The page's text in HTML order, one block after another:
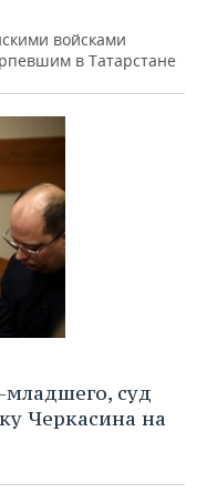
войсками
в Татарстане
суд
Черкасина на